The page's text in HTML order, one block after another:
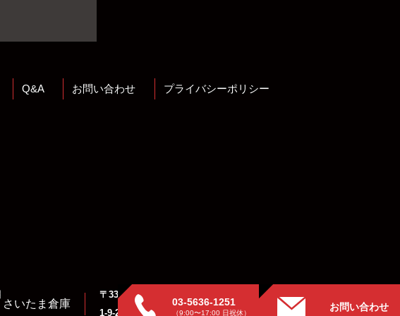
Q&A お問い合わせ プライバシーポリシー
さいたま倉庫
〒339-0055 埼玉県さいたま市岩槻区東町
1-9-28
03-5636-1251
（9:00〜17:00 日祝休）
お問い合わせ